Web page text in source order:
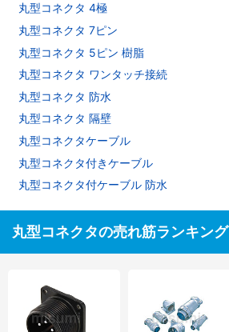
丸型コネクタ 4極
丸型コネクタ 7ピン
丸型コネクタ 5ピン 樹脂
丸型コネクタ ワンタッチ接続
丸型コネクタ 防水
丸型コネクタ 隔壁
丸型コネクタケーブル
丸型コネクタ付きケーブル
丸型コネクタ付ケーブル 防水
丸型コネクタの売れ筋ランキング